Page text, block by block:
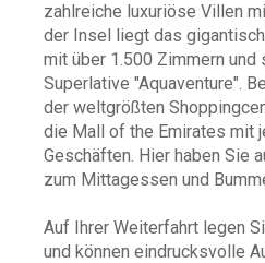
zahlreiche luxuriöse Villen
der Insel liegt das
mit über 1.500 Zimmern
Superlative "Aquaventure".
der weltgrößten
die Mall of the Emirates mit
Geschäften. Hier haben Sie
zum Mittagessen und
Auf Ihrer Weiterfahrt legen
und können eindrucksvolle